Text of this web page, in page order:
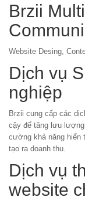
Brzii
Website Desing,
Dịch vụ
nghiệp
Brzii cung cấp các
cậy để tăng lưu
cường khả năng hiển
tạo ra doanh thu.
Dịch vụ
website